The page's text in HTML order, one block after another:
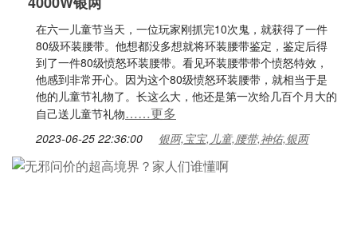
在六一儿童节当天，一位玩家刚抓完10次鬼，就获得了一件
80级环装腰带。他想都没多想就将环装腰带鉴定，鉴定后得
到了一件80级愤怒环装腰带。看见环装腰带带个愤怒特效，
他感到非常开心。因为这个80级愤怒环装腰带，就相当于是
他的儿童节礼物了。长这么大，他还是第一次给几百个月大的
自己送儿童节礼物……更多
2023-06-25 22:36:00 银两,宝宝,儿童,腰带,神佑,银两